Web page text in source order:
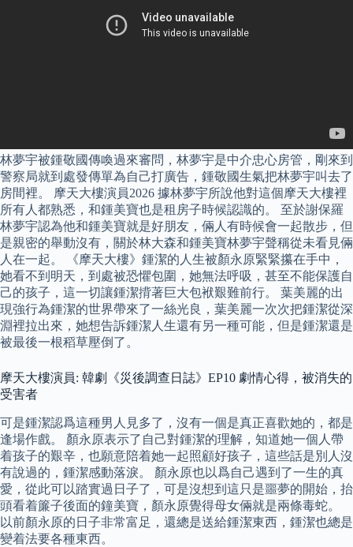
林夢宇被鍾敬國傳喚過來審問，林夢宇是中介忠心房管，剛來到
警察局就到處發傳單為自己打廣告，鍾敬國生氣把林夢宇叫去了
房間裡。 摩天大樓演員2026 據林夢宇所說他對這個摩天大樓裡
所有人都熟悉，和鍾美寶也是租房子時候認識的。 至於謝保羅
林夢宇認為他和鍾美寶就是好朋友，倆人有時候會一起散步，但
是親密的舉動沒有，關於林大森和鍾美寶林夢宇聲稱從未看見倆
人在一起。 《摩天大樓》鍾潔的人生被顏永原緊緊攥在手中，
她看不到明天，到處被恐懼包圍，她無法呼吸，甚至不能保護自
己的孩子，這一切讓鍾潔揹著巨大包袱艱難前行。 葉美麗的出
現強行為鍾潔的世界帶來了一絲光良，葉美麗一次次把鍾潔從深
淵裡拉出來，她想告訴鍾潔人生還有另一種可能，但是鍾潔還是
被最後一根稻草壓倒了。
摩天大樓演員: 韓劇《災後調查日誌》EP10 劇情心得，被消失的
受害者
可是鍾潔認爲這種男人見多了，沒有一個是真正喜歡她的，都是
逢場作戲。 顏永原表示了自己對鍾潔的理解，知道她一個人帶
着孩子的艱辛，也願意陪着她一起照顧好孩子，這些話是別人沒
有說過的，鍾潔感動落淚。 顏永原也以爲自己遇到了一生的真
愛，從此可以踏實過日子了，可是沒想到這只是噩夢的開始，抬
頭看着簾子後面的鐘美寶，顏永原覺得母女倆就是兩條毒蛇。
以前顏永原的日子非常富足，還總是送給鍾潔東西，鍾潔也總是
變着法要各種東西。